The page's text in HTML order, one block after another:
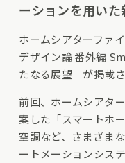
ーションを用い
ホームシアターファ
デザイン論 番外編
たなる展望 が掲載さ
前回、ホームシアタ
案した「スマートホ
空調など、さまざま
ートメーションシス